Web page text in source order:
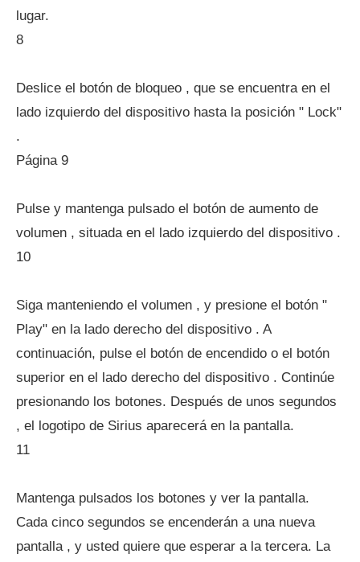
lugar.
8
Deslice el botón de bloqueo , que se encuentra en el
lado izquierdo del dispositivo hasta la posición " Lock"
.
Página 9
Pulse y mantenga pulsado el botón de aumento de
volumen , situada en el lado izquierdo del dispositivo .
10
Siga manteniendo el volumen , y presione el botón "
Play" en la lado derecho del dispositivo . A
continuación, pulse el botón de encendido o el botón
superior en el lado derecho del dispositivo . Continúe
presionando los botones. Después de unos segundos
, el logotipo de Sirius aparecerá en la pantalla.
11
Mantenga pulsados ​​los botones y ver la pantalla.
Cada cinco segundos se encenderán a una nueva
pantalla , y usted quiere que esperar a la tercera. La